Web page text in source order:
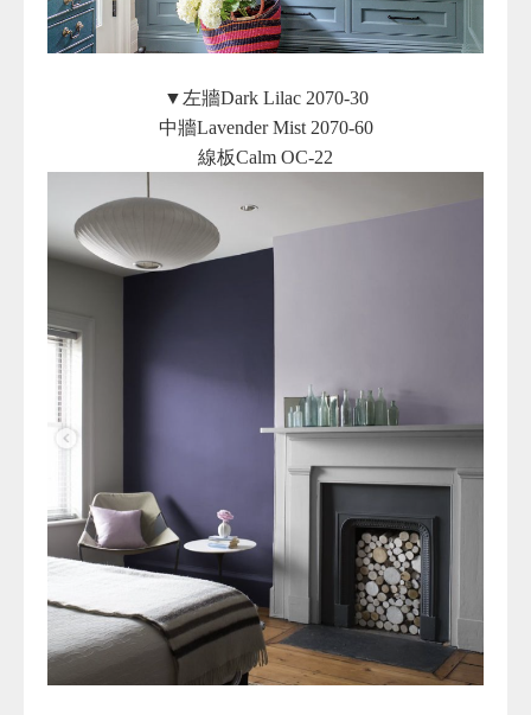
▼左牆Dark Lilac 2070-30
中牆Lavender Mist 2070-60
線板Calm OC-22